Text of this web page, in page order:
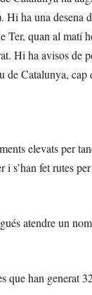
ha una desena
Ter, quan al matí
Hi ha avisos de
Catalunya, cap
elevats per
s’han fet rutes
atendre un
que han generat